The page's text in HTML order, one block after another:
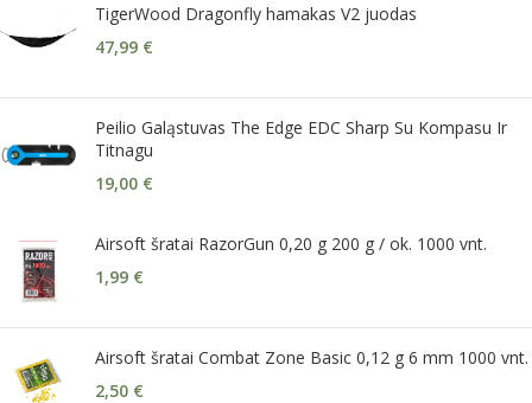
TigerWood Dragonfly hamakas V2 juodas
47,99 €
Peilio Galąstuvas The Edge EDC Sharp Su Kompasu Ir
Titnagu
19,00 €
Airsoft šratai RazorGun 0,20 g 200 g / ok. 1000 vnt.
1,99 €
Airsoft šratai Combat Zone Basic 0,12 g 6 mm 1000 vnt.
2,50 €